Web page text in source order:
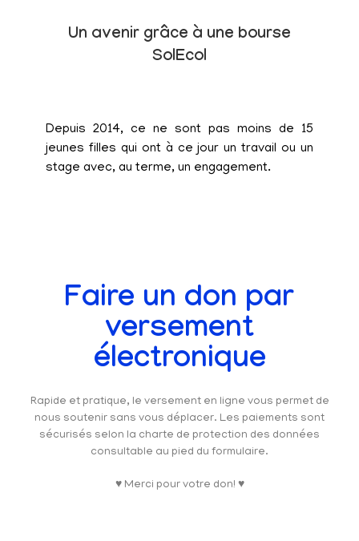
Un avenir grâce à une bourse
SolEcol
Depuis 2014, ce ne sont pas moins de 15
jeunes filles qui ont à ce jour un travail ou un
stage avec, au terme, un engagement.
Faire un don par
versement
électronique
Rapide et pratique, le versement en ligne vous permet de
nous soutenir sans vous déplacer. Les paiements sont
sécurisés selon la charte de protection des données
consultable au pied du formulaire.
♥ Merci pour votre don! ♥